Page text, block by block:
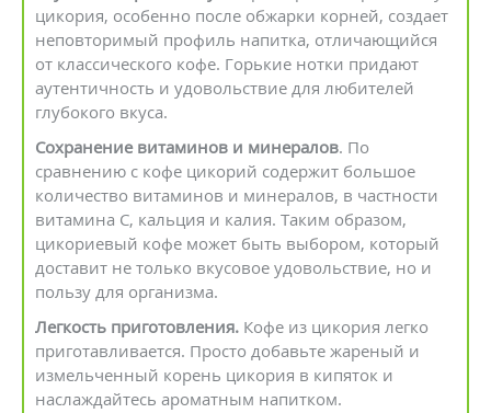
цикория, особенно после обжарки корней, создает
неповторимый профиль напитка, отличающийся
от классического кофе. Горькие нотки придают
аутентичность и удовольствие для любителей
глубокого вкуса.
Сохранение витаминов и минералов. По
сравнению с кофе цикорий содержит большое
количество витаминов и минералов, в частности
витамина С, кальция и калия. Таким образом,
цикориевый кофе может быть выбором, который
доставит не только вкусовое удовольствие, но и
пользу для организма.
Легкость приготовления. Кофе из цикория легко
приготавливается. Просто добавьте жареный и
измельченный корень цикория в кипяток и
наслаждайтесь ароматным напитком.